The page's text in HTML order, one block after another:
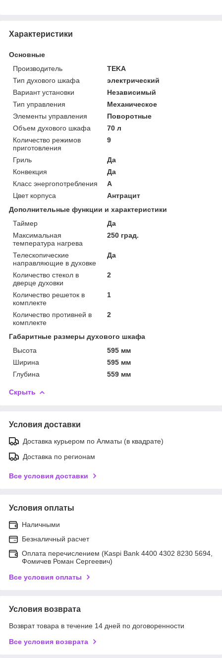
Характеристики
Основные
Производитель
TEKA
Тип духового шкафа
электрический
Вариант установки
Независимый
Тип управления
Механическое
Элементы управления
Поворотные
Объем духового шкафа
70 л
Количество режимов
приготовления
9
Гриль
Да
Конвекция
Да
Класс энергопотребления
A
Цвет корпуса
Антрацит
Дополнительные функции и характеристики
Таймер
Да
Максимальная
температура нагрева
250 град.
Телескопические
направляющие в духовке
Да
Количество стекол в
дверце духовки
2
Количество решеток в
комплекте
1
Количество противней в
комплекте
2
Габаритные размеры духового шкафа
Высота
595 мм
Ширина
595 мм
Глубина
559 мм
Скрыть
Условия доставки
Доставка курьером по Алматы (в квадрате)
Доставка по регионам
Все условия доставки
Условия оплаты
Наличными
Безналичный расчет
Оплата перечислением (Kaspi Bank 4400 4302 8230 5694,
Фомичев Роман Сергеевич)
Все условия оплаты
Условия возврата
Возврат товара в течение 14 дней по договоренности
Все условия возврата